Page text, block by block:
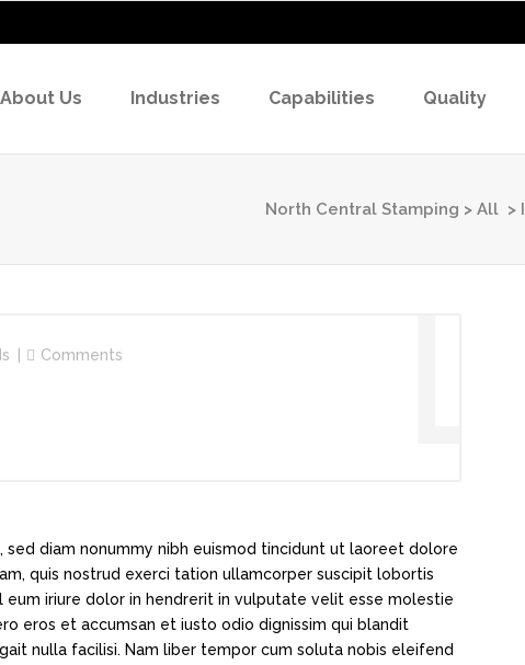
About Us Industries Capabilities Quality
North Central Stamping > All >
Comments
diam nonummy nibh euismod tincidunt ut laoreet dolore
quis nostrud exerci tation ullamcorper suscipit lobortis
iriure dolor in hendrerit in vulputate velit esse molestie
eros et accumsan et iusto odio dignissim qui blandit
nulla facilisi. Nam liber tempor cum soluta nobis eleifend